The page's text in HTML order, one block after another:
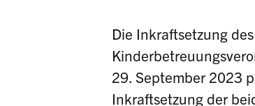
Die Inkraftsetzung
29. September 2023
Inkraftsetzung der